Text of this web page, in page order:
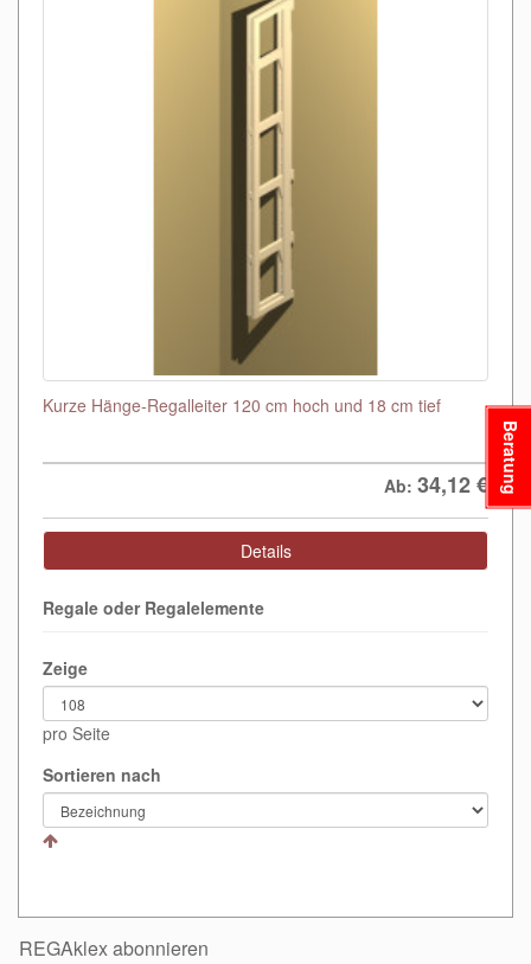
Kurze Hänge-Regalleiter 120 cm hoch und 18 cm tief
Ab: 34,12€
Details
Regale oder Regalelemente
Zeige
pro Seite
Sortieren nach
REGAklex abonnieren
Beratung